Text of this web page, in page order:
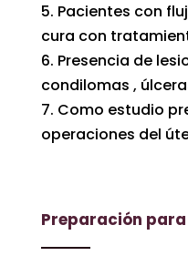
5. Pacientes con
cura con
6. Presencia de
condilomas ,
7. Como estudio
operaciones del
Preparación para